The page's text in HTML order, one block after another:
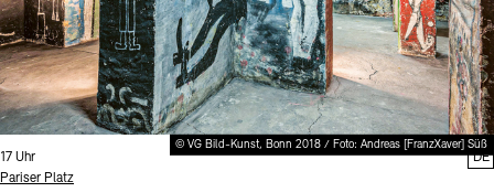
© VG Bild-Kunst, Bonn 2018 / Foto: Andreas [FranzXaver] Süß
Uhrzeit:
17 Uhr
Standort
Pariser Platz
DE